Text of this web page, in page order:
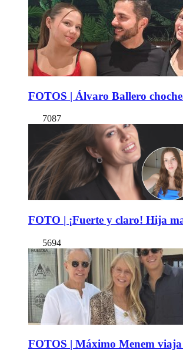
FOTOS | Álvaro Ballero
7087
FOTO | ¡Fuerte y claro! Hija
5694
FOTOS | Máximo Menem